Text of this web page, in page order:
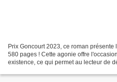
Prix Goncourt 2023, ce roman
580 pages ! Cette agonie offre
existence, ce qui permet au lecteur de